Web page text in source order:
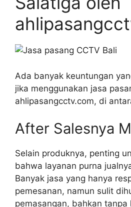
Ada banyak keuntungan
jika menggunakan jasa
ahlipasangcctv.com, di
After Salesnya
Selain produknya, penting
bahwa layanan purna
Banyak jasa yang hanya
pemesanan, namun sulit
pemasangan, bahkan tanpa